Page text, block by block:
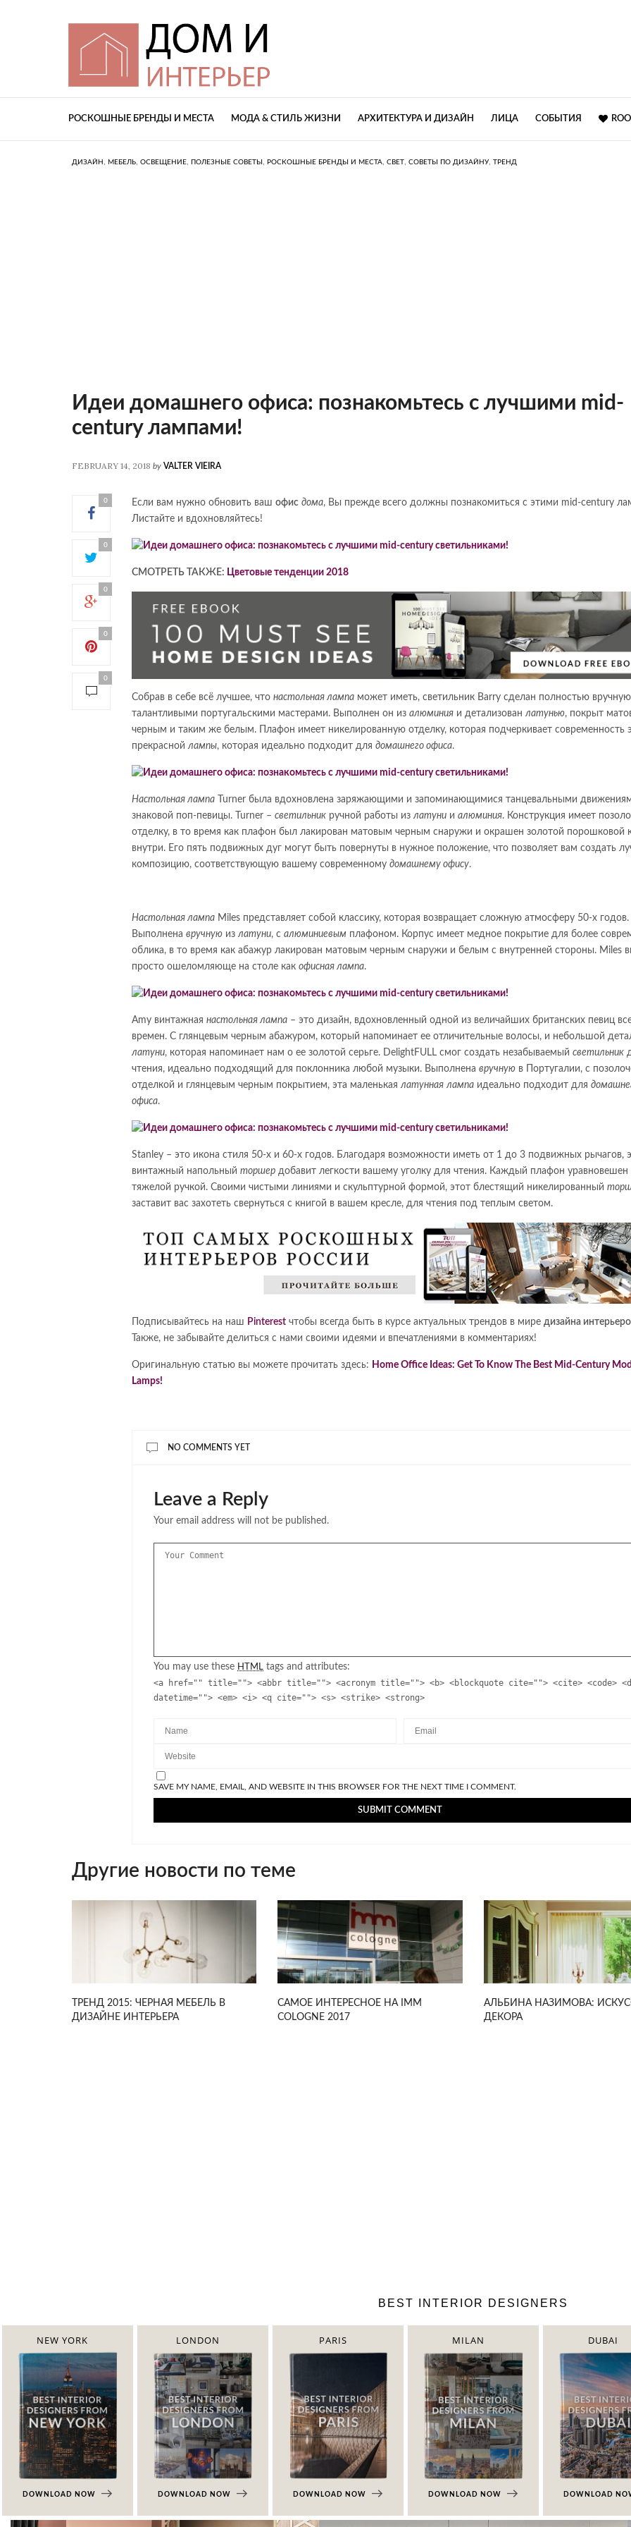
РОСКОШНЫЕ БРЕНДЫ И МЕСТА МОДА & СТИЛЬ ЖИЗНИ АРХИТЕКТУРА И ДИЗАЙН ЛИЦА СОБЫТИЯ
ДИЗАЙН , МЕБЕЛЬ, ОСВЕЩЕНИЕ, ПОЛЕЗНЫЕ СОВЕТЫ , РОСКОШНЫЕ БРЕНДЫ И МЕСТА, СВЕТ, СОВЕТЫ ПО ДИЗАЙНУ, ТРЕНД
Идеи домашнего офиса: познакомьтесь с лучшими mid-
century лампами!
FEBRUARY 14, 2018 by VALTER VIEIRA
0
0
0
0
0
Если вам нужно обновить ваш офис дома, Вы прежде всего должны познакомиться с этими mid-century
Листайте и вдохновляйтесь!
СМОТРЕТЬ ТАКЖЕ: Цветовые тенденции 2018
Собрав в себе всё лучшее, что настольная лампа может иметь, светильник Barry сделан полностью вручную
талантливыми португальскими мастерами. Выполнен он из алюминия и детализован латунью, покрыт
черным и таким же белым. Плафон имеет никелированную отделку, которая подчеркивает современность
прекрасной лампы, которая идеально подходит для домашнего офиса.
Настольная лампа Turner была вдохновлена заряжающими и запоминающимися танцевальными
знаковой поп-певицы. Turner – светильник ручной работы из латуни и алюминия. Конструкция имеет
отделку, в то время как плафон был лакирован матовым черным снаружи и окрашен золотой порошковой
внутри. Его пять подвижных дуг могут быть повернуты в нужное положение, что позволяет вам создать
композицию, соответствующую вашему современному домашнему офису.
Настольная лампа Miles представляет собой классику, которая возвращает сложную атмосферу 50-х годов.
Выполнена вручную из латуни, с алюминиевым плафоном. Корпус имеет медное покрытие для более
облика, в то время как абажур лакирован матовым черным снаружи и белым с внутренней стороны. Miles
просто ошеломляюще на столе как офисная лампа.
Amy винтажная настольная лампа – это дизайн, вдохновленный одной из величайших британских певиц
времен. С глянцевым черным абажуром, который напоминает ее отличительные волосы, и небольшой
латуни, которая напоминает нам о ее золотой серьге. DelightFULL смог создать незабываемый светильник
чтения, идеально подходящий для поклонника любой музыки. Выполнена вручную в Португалии, с
отделкой и глянцевым черным покрытием, эта маленькая латунная лампа идеально подходит для
офиса.
Stanley – это икона стиля 50-х и 60-х годов. Благодаря возможности иметь от 1 до 3 подвижных рычагов,
винтажный напольный торшер добавит легкости вашему уголку для чтения. Каждый плафон уравновешен
тяжелой ручкой. Своими чистыми линиями и скульптурной формой, этот блестящий никелированный
заставит вас захотеть свернуться с книгой в вашем кресле, для чтения под теплым светом.
Подписывайтесь на наш Pinterest чтобы всегда быть в курсе актуальных трендов в мире дизайна
Также, не забывайте делиться с нами своими идеями и впечатлениями в комментариях!
Оригинальную статью вы можете прочитать здесь: Home Office Ideas: Get To Know The Best Mid-Century
Lamps!
NO COMMENTS YET
Leave a Reply
Your email address will not be published.
You may use these HTML tags and attributes:
<a href="" title=""> <abbr title=""> <acronym title=""> <b> <blockquote cite=""> <cite> <code>
datetime=""> <em> <i> <q cite=""> <s> <strike> <strong>
SAVE MY NAME, EMAIL, AND WEBSITE IN THIS BROWSER FOR THE NEXT TIME I COMMENT.
Другие новости по теме
ТРЕНД 2015: ЧЕРНАЯ МЕБЕЛЬ В
ДИЗАЙНЕ ИНТЕРЬЕРА
САМОЕ ИНТЕРЕСНОЕ НА IMM
COLOGNE 2017
АЛЬБИНА НАЗИМОВА:
ДЕКОРА
BEST INTERIOR DESIGNERS
NEW YORK
DOWNLOAD NOW
LONDON
DOWNLOAD NOW
PARIS
DOWNLOAD NOW
MILAN
DOWNLOAD NOW
DUBAI
DOWNLOAD